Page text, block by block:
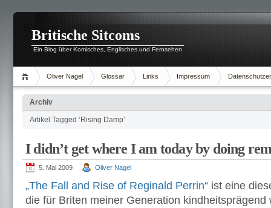
Britische Sitcoms
Ein Blog über Komisches, Englisches und Fernsehen
Oliver Nagel Glossar Links Impressum
Archiv
Artikel Tagged ‘Rising Damp’
I didn’t get where I am today by doing
5. Mai 2009 Oliver Nagel
„The Fall and Rise of Reginald Perrin“ ist eine
die für Briten meiner Generation kindheitsprägend